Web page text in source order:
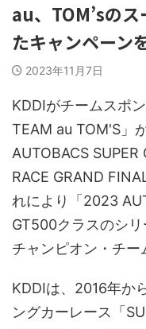
au、TOM’sの
たキャンペーン
2023年11月7日
KDDIがチームスポ
TEAM au TOM'S」
AUTOBACS
RACE GRAND
れにより「2023
GT500クラスのシ
チャンピオン・チー
KDDIは、2016年か
ングカーレース「